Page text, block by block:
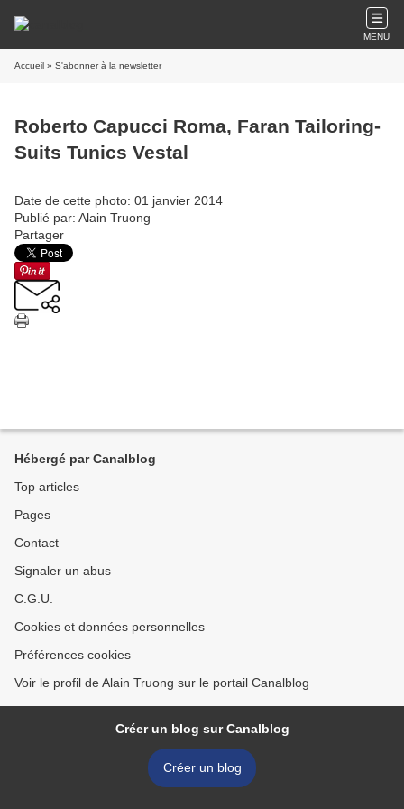
MENU
Accueil » S'abonner à la newsletter
Roberto Capucci Roma, Faran Tailoring-
Suits Tunics Vestal
Date de cette photo: 01 janvier 2014
Publié par: Alain Truong
Partager
Hébergé par Canalblog
Top articles
Pages
Contact
Signaler un abus
C.G.U.
Cookies et données personnelles
Préférences cookies
Voir le profil de Alain Truong sur le portail Canalblog
Créer un blog sur Canalblog
Créer un blog